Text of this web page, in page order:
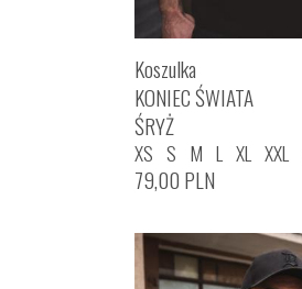
Koszulka
KONIEC ŚWIATA
ŚRYŻ
XS S M L XL XXL
79,00 PLN